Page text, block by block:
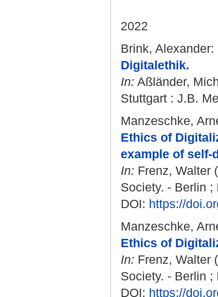
2022
Brink, Alexander:
Digitalethik.
In: Aßländer,
Stuttgart : J.B.
Manzeschke,
Ethics of
example of self-
In: Frenz, Walter
Society. - Berlin ;
DOI: https://
Manzeschke,
Ethics of
In: Frenz, Walter
Society. - Berlin ;
DOI: https://